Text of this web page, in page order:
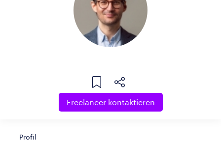
Freelancer kontaktieren
Profil